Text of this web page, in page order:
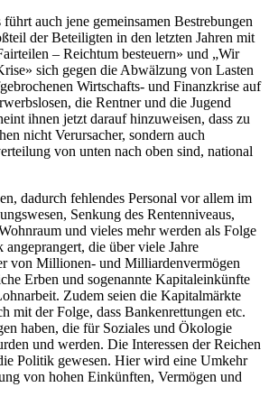
auch jene gemeinsamen Bestrebungen
der Beteiligten in den letzten Jahren mit
– Reichtum besteuern» und „Wir
sich gegen die Abwälzung von Lasten
Wirtschafts- und Finanzkrise auf
die Rentner und die Jugend
ihnen jetzt darauf hinzuweisen, dass zu
nicht Verursacher, sondern auch
von unten nach oben sind, national
dadurch fehlendes Personal vor allem im
Senkung des Rentenniveaus,
und vieles mehr werden als Folge
die über viele Jahre
von Millionen- und Milliardenvermögen
Erben und sogenannte Kapitaleinkünfte
Zudem seien die Kapitalmärkte
mit der Folge, dass Bankenrettungen etc.
haben, die für Soziales und Ökologie
und werden. Die Interessen der Reichen
Politik gewesen. Hier wird eine Umkehr
von hohen Einkünften, Vermögen und